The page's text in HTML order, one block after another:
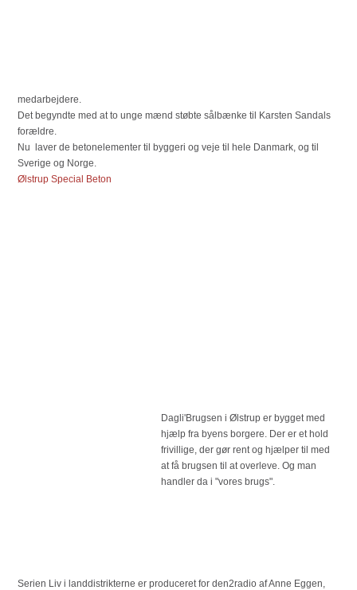
medarbejdere.
Det begyndte med at to unge mænd støbte sålbænke til Karsten Sandals
forældre.
Nu laver de betonelementer til byggeri og veje til hele Danmark, og til
Sverige og Norge.
Ølstrup Special Beton
Dagli'Brugsen i Ølstrup er bygget med
hjælp fra byens borgere. Der er et hold
frivillige, der gør rent og hjælper til med
at få brugsen til at overleve. Og man
handler da i "vores brugs".
Serien Liv i landdistrikterne er produceret for den2radio af Anne Eggen,